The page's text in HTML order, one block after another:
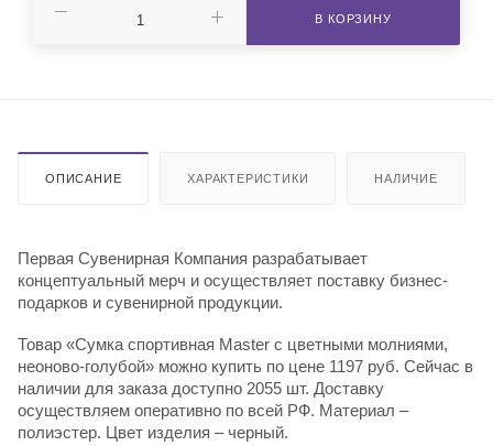
В КОРЗИНУ
ОПИСАНИЕ ХАРАКТЕРИСТИКИ НАЛИЧИЕ
Первая Сувенирная Компания разрабатывает
концептуальный мерч и осуществляет поставку бизнес-
подарков и сувенирной продукции.
Товар «Сумка спортивная Master с цветными молниями,
неоново-голубой» можно купить по цене 1197 руб. Сейчас в
наличии для заказа доступно 2055 шт. Доставку
осуществляем оперативно по всей РФ. Материал –
полиэстер. Цвет изделия – черный.